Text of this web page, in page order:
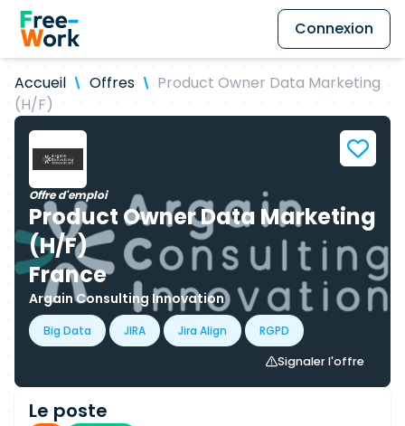
Connexion
Accueil Offres
Product Owner Data Marketing
(H/F)
Offre d'emploi
Product Owner Data Marketing
(H/F)
France
Argain Consulting Innovation
Big Data JIRA Jira Align
RGPD
Signaler l'offre
Le poste